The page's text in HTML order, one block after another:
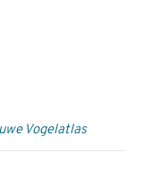
Vogelatlas